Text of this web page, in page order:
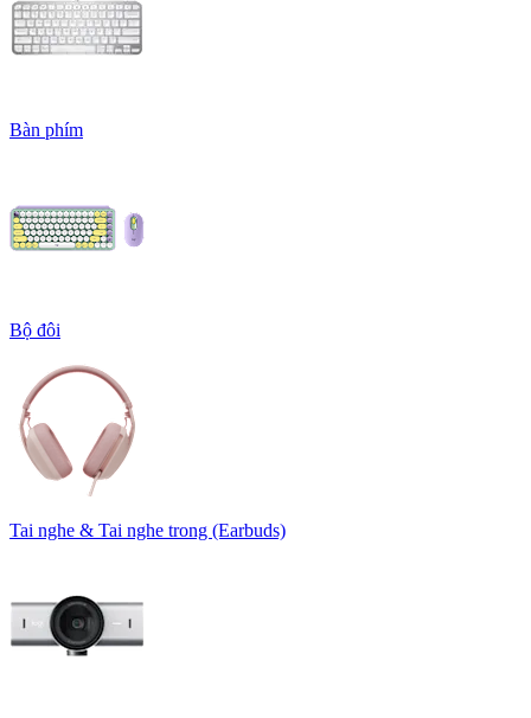
Bàn phím
Bộ đôi
Tai nghe & Tai nghe trong (Earbuds)